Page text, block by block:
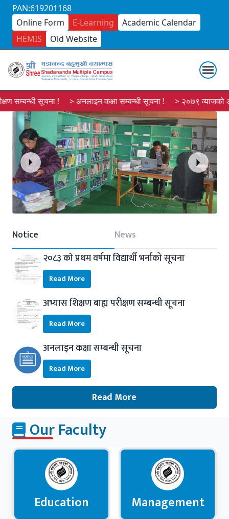
PAN:619201168
Online Form
E-Learning
Academic Calendar
HEMIS
Old Website
सूचना !> अनलाइन कक्षा सम्बन्धी सूचना !> २०७९ व्याजको अभ्यास
Notice
News
२०८३ काे प्रथम वर्षमा विद्यार्थी भर्नाको सूचना
Read More
अभ्यास शिक्षण बाह्य परीक्षण सम्बन्धी सूचना
Read More
अनलाइन कक्षा सम्बन्धी सूचना
Read More
Read More
Our Faculty
Education Management